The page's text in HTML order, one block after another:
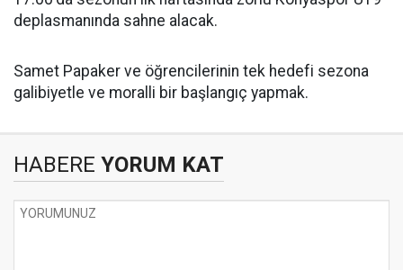
deplasmanında sahne alacak.
Samet Papaker ve öğrencilerinin tek hedefi sezona
galibiyetle ve moralli bir başlangıç yapmak.
HABERE YORUM KAT